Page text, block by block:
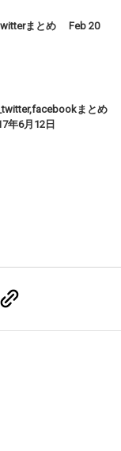
まとめ Feb 20
まとめ
年6月12日